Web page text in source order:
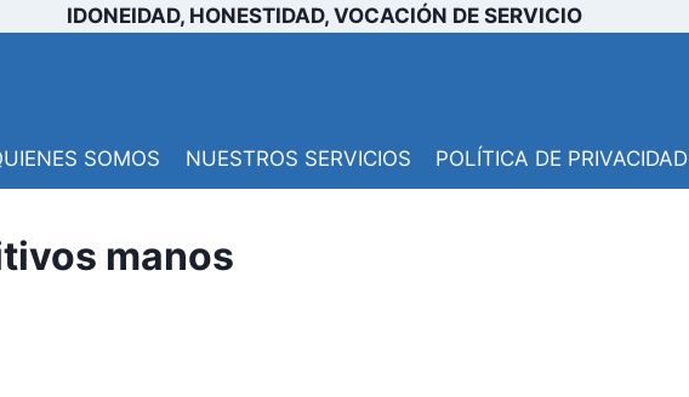
IDONEIDAD, HONESTIDAD, VOCACIÓN DE SERVICIO
SOMOS NUESTROS SERVICIOS POLÍTICA DE PRIVACIDAD
manos